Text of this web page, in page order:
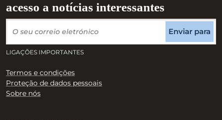
acesso a notícias interessantes
Enviar para
LIGAÇÕES IMPORTANTES
Termos e condições
Proteção de dados pessoais
Sobre nós